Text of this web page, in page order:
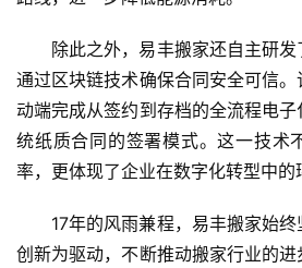
财
经
教
专
登录 注册
除此之外，易丰搬家还自主研发
通过区块链技术确保合同安全可信
动端完成从签约到存档的全流程电
统纸质合同的签署模式。这一技术
率，更体现了企业在数字化转型中的
17年的风雨兼程，易丰搬家始
创新为驱动，不断推动搬家行业的